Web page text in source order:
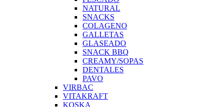
NATURAL
SNACKS
COLAGENO
GALLETAS
GLASEADO
SNACK BBQ
CREAMY/SOPAS
DENTALES
PAVO
VIRBAC
VITAKRAFT
KOSKA